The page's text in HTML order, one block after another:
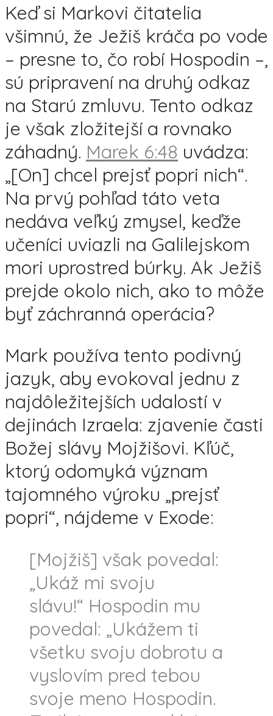
Keď si Markovi čitatelia
všimnú, že Ježiš kráča po vode
– presne to, čo robí Hospodin –,
sú pripravení na druhý odkaz
na Starú zmluvu. Tento odkaz
je však zložitejší a rovnako
záhadný. Marek 6:48 uvádza:
„[On] chcel prejsť popri nich“.
Na prvý pohľad táto veta
nedáva veľký zmysel, keďže
učeníci uviazli na Galilejskom
mori uprostred búrky. Ak Ježiš
prejde okolo nich, ako to môže
byť záchranná operácia?
Mark používa tento podivný
jazyk, aby evokoval jednu z
najdôležitejších udalostí v
dejinách Izraela: zjavenie časti
Božej slávy Mojžišovi. Kľúč,
ktorý odomyká význam
tajomného výroku „prejsť
popri“, nájdeme v Exode:
[Mojžiš] však povedal:
„Ukáž mi svoju
slávu!“ Hospodin mu
povedal: „Ukážem ti
všetku svoju dobrotu a
vyslovím pred tebou
svoje meno Hospodin.